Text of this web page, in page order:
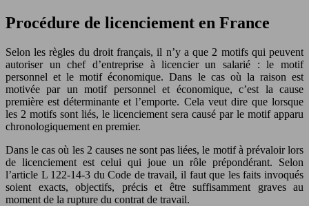
Procédure de licenciement en France
Selon les règles du droit français, il n’y a que 2 motifs qui peuvent
autoriser un chef d’entreprise à licencier un salarié : le motif
personnel et le motif économique. Dans le cas où la raison est
motivée par un motif personnel et économique, c’est la cause
première est déterminante et l’emporte. Cela veut dire que lorsque
les 2 motifs sont liés, le licenciement sera causé par le motif apparu
chronologiquement en premier.
Dans le cas où les 2 causes ne sont pas liées, le motif à prévaloir lors
de licenciement est celui qui joue un rôle prépondérant. Selon
l’article L 122-14-3 du Code de travail, il faut que les faits invoqués
soient exacts, objectifs, précis et être suffisamment graves au
moment de la rupture du contrat de travail.